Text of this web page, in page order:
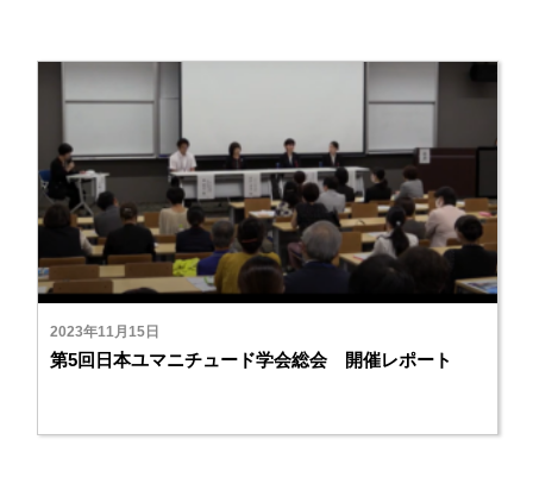
2023年11月15日
第5回日本ユマニチュード学会総会 開催レポート